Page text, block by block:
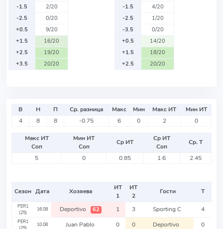
-1.5
2/20
-2.5
0/20
+0.5
9/20
+1.5
16/20
+2.5
19/20
+3.5
20/20
-1.5
4/20
-2.5
1/20
-3.5
0/20
+0.5
14/20
+1.5
18/20
+2.5
20/20
В Н П Ср. разница Макс Мин Макс ИТ
Мин ИТ
4
8 8 -0.75 6 0 2 0
Макс ИТ
Соп
Мин ИТ
Соп
Ср ИТ
Ср ИТ
Соп
Ср. Т
5
0 0.85 1.6 2.45
Сезон Дата Хозяева
ИТ
1
ИТ
2
Гости Т
PER1
(25)
16.08 Deportivo 62 1 3 Sporting C 4
PER1
10.08 Juan Pablo 0 0 Deportivo 0